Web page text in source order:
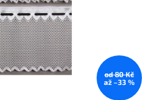
od 80 Kč
až –33 %